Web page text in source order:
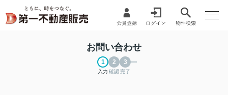
お問い合わせ
入力 確認完了